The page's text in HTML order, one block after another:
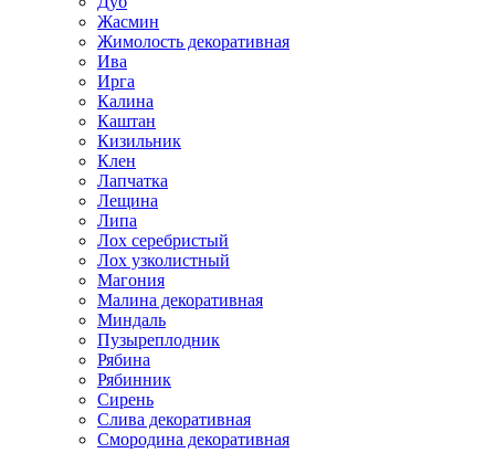
Жасмин
Жимолость декоративная
Ива
Ирга
Калина
Каштан
Кизильник
Клен
Лапчатка
Лещина
Липа
Лох серебристый
Лох узколистный
Магония
Малина декоративная
Миндаль
Пузыреплодник
Рябина
Рябинник
Сирень
Слива декоративная
Смородина декоративная